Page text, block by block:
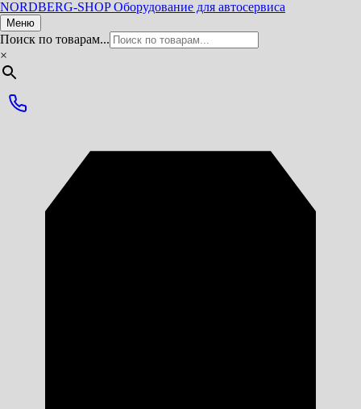
NORDBERG-SHOP Оборудование для автосервиса
Меню
Поиск по товарам...
×